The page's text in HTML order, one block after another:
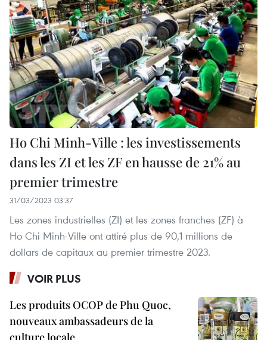
Ho Chi Minh-Ville : les investissements
dans les ZI et les ZF en hausse de 21% au
premier trimestre
31/03/2023 03:37
Les zones industrielles (ZI) et les zones franches (ZF) à
Ho Chi Minh-Ville ont attiré plus de 90,1 millions de
dollars de capitaux au premier trimestre 2023.
VOIR PLUS
Les produits OCOP de Phu Quoc,
nouveaux ambassadeurs de la
culture locale